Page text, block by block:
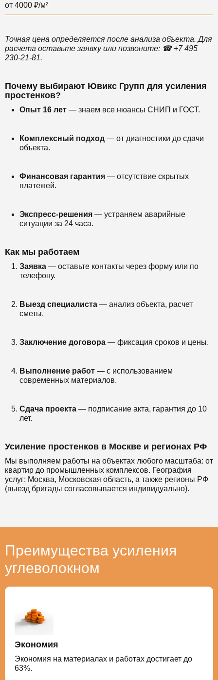
от 4000 ₽/м²
Точная цена определяется после анализа объекта. Для
расчета оставьте заявку или позвоните: ☎ +7 495
230-21-81.
Почему выбирают Ювикс Групп для усиления
простенков?
Опыт 16 лет — знаем все нюансы СНИП и ГОСТ.
Комплексный подход — от диагностики до сдачи
объекта.
Финансовая гарантия — отсутствие скрытых
платежей.
Экспресс-решения — устраняем аварийные
ситуации за 24 часа.
Как мы работаем
Заявка — оставьте контакты через форму или по
телефону.
Выезд специалиста — анализ объекта, расчет
сметы.
Заключение договора — фиксация сроков и цены.
Выполнение работ — с использованием
современных материалов.
Сдача проекта — подписание акта, гарантия до 10
лет.
Усиление простенков в Москве и регионах РФ
Мы выполняем работы на объектах любого масштаба: от
квартир до промышленных комплексов. География
услуг: Москва, Московская область, а также регионы РФ
(выезд бригады согласовывается индивидуально).
Преимущества усиления
углеволокном
Экономия
Экономия на материалах и работах достигает до
63%.